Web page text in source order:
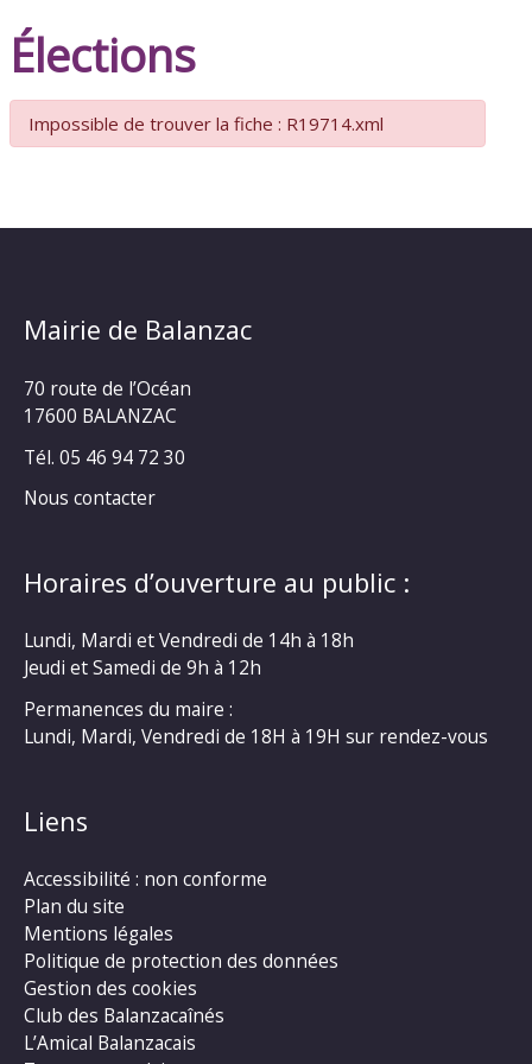
Élections
Impossible de trouver la fiche : R19714.xml
Mairie de Balanzac
70 route de l’Océan
17600 BALANZAC
Tél. 05 46 94 72 30
Nous contacter
Horaires d’ouverture au public :
Lundi, Mardi et Vendredi de 14h à 18h
Jeudi et Samedi de 9h à 12h
Permanences du maire :
Lundi, Mardi, Vendredi de 18H à 19H sur rendez-vous
Liens
Accessibilité : non conforme
Plan du site
Mentions légales
Politique de protection des données
Gestion des cookies
Club des Balanzacaînés
L’Amical Balanzacais